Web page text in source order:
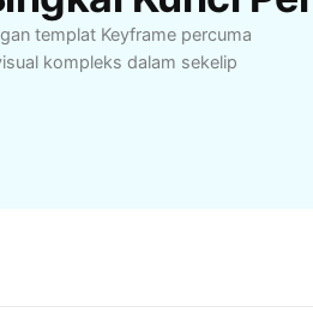
templat Keyframe percuma
kompleks dalam sekelip